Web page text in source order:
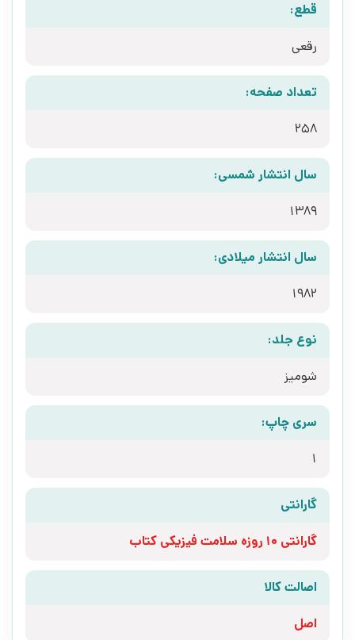
قطع:
رقعی
تعداد صفحه:
258
سال انتشار شمسی:
1389
سال انتشار میلادی:
1982
نوع جلد:
شومیز
سری چاپ:
1
گارانتی
گارانتی 10 روزه سلامت فیزیکی کتاب
اصالت کالا
اصل